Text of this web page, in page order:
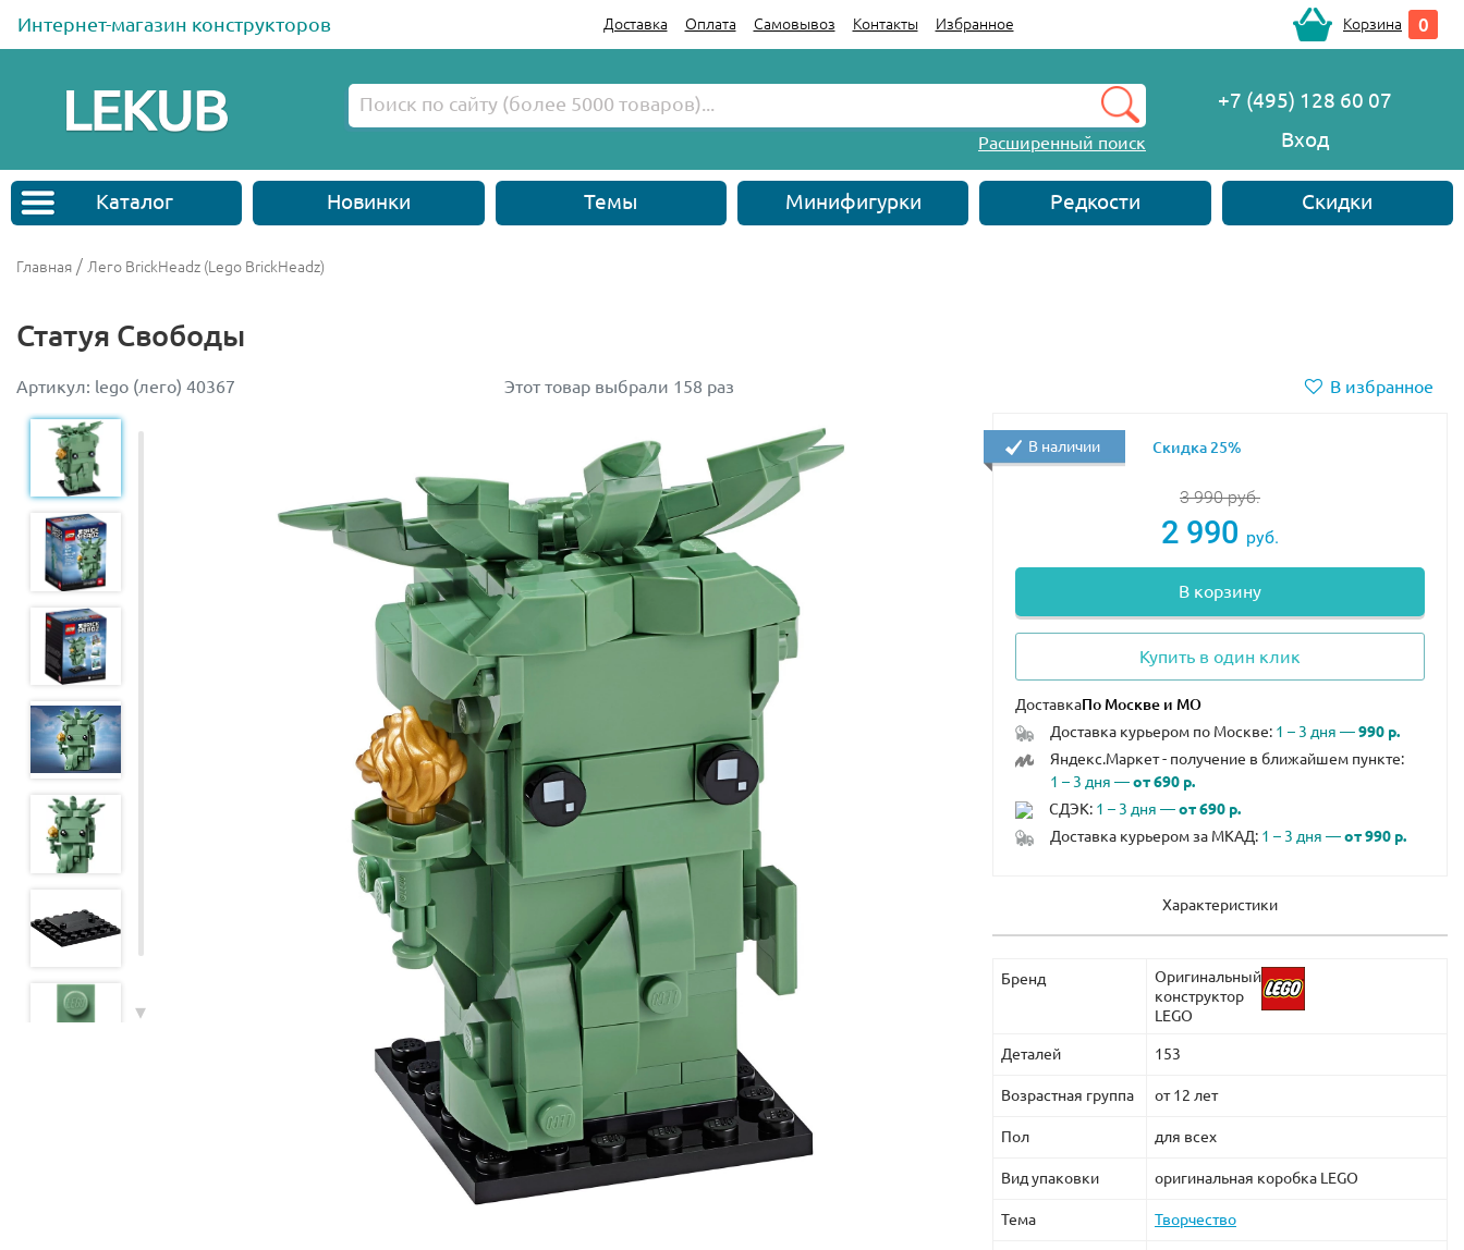
Интернет-магазин конструкторов Доставка Оплата Самовывоз Контакты Избранное Корзина 0
Расширенный поиск
+7 (495) 128 60 07
Вход
Каталог Новинки Темы Минифигурки Редкости Скидки
Главная / Лего BrickHeadz (Lego BrickHeadz)
Статуя Свободы
Артикул: lego (лего) 40367 Этот товар выбрали 158 раз В избранное
3 990руб.
2 990 руб.
В корзину
Купить в один клик
Доставка
Доставка курьером по Москве: 1 – 3 дня —990 р.
Яндекс.Маркет - получение в ближайшем пункте:
1 – 3 дня —от 690 р.
СДЭК: 1 – 3 дня —от 690 р.
Доставка курьером за МКАД: 1 – 3 дня —от 990 р.
В наличии Скидка 25%
Характеристики
Бренд
Оригинальный
конструктор
LEGO
Деталей 153
Возрастная группа от 12 лет
Пол для всех
Вид упаковки оригинальная коробка LEGO
Тема Творчество